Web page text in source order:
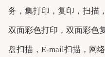
务，集打印，复印，扫描
双面彩色打印，双面彩色
盘扫描，E-mail扫描，网